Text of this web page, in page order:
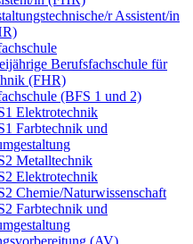
r Assistent/in
Berufsfachschule für
(FHR)
(BFS 1 und 2)
Elektrotechnik
Farbtechnik und
Metalltechnik
Elektrotechnik
Chemie/Naturwissenschaft
Farbtechnik und
(AV)